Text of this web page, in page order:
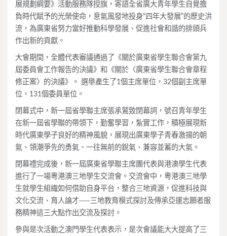
展規劃綱要》活動服務隊授旗，寄語全省廣大青年學生自覺擔
負時代賦予的光榮使命，意氣風發地投身“四年大發展”的歷史洪
流，為廣東省努力當好推動科學發展、促進社會和諧的排頭兵
作出新的貢獻。
大會期間，全體代表審議通過了《關於廣東省學生聯合會第九
屆委員會工作報告的決議》和《關於〈廣東省學生聯合會章程
修正案〉的決議》。 選舉產生了1個主席單位，32個副主席單
位，131個委員單位。
閉幕式中，新一屆省學聯主席張承鷲致閉幕詞，號召青年學生
在新一屆省學聯的帶領下，勤奮學習，紮實工作，積極展現新
時代廣東學子良好的精神風貌，展現出廣東學子青春激揚的朝
氣、領潮爭先的勇氣、一往無前的銳氣、兼容並蓄的大氣。
閉幕禮完成後，新一屆廣東省學聯主席團代表與港澳學生代表
進行了一場粵港澳三地學生交流會。交流會中，粵港澳三地學
生就學生組織如何借助自身平台，整合三地資源，促進科技與
文化交流、育人論才──三地教育模式探討及傳承亞運志願者服
務精神這三大點作出交流及探討。
參與是次活動之澳門學生代表表示，是次會議能大大提高了三